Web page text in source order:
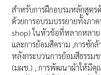
สำหรับการฝึกอบรมหลักสูตร
ด้วยการอบรมบรรยายทั้งภา
shop) ในหัวข้อที่หลากหลา
และการย้อมสีคราม ,การซัก
หลังกระบวนการย้อมสีธรร
(มผช.) , การพัฒนาผ้าให้มี